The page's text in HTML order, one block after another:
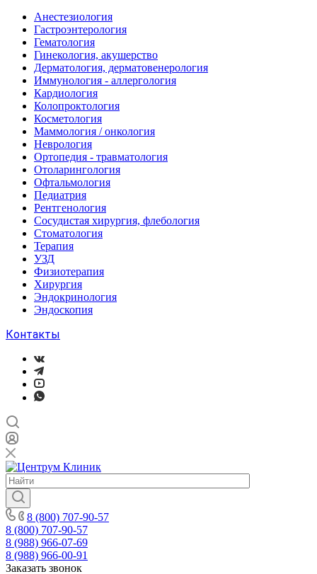
Анестезиология
Гастроэнтерология
Гематология
Гинекология, акушерство
Дерматология, дерматовенерология
Иммунология - аллергология
Кардиология
Колопроктология
Косметология
Маммология / онкология
Неврология
Ортопедия - травматология
Отоларингология
Офтальмология
Педиатрия
Рентгенология
Сосудистая хирургия, флебология
Стоматология
Терапия
УЗД
Физиотерапия
Хирургия
Эндокринология
Эндоскопия
Контакты
8 (800) 707-90-57
8 (800) 707-90-57
8 (988) 966-07-69
8 (988) 966-00-91
Заказать звонок